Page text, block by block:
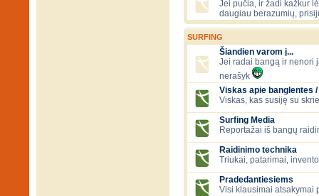
Jei pučia, ir žadi kažkur
daugiau berazumių,
SURFING
Šiandien varom į...
Jei radai bangą ir nenori
nerašyk
Viskas apie banglentes
Viskas, kas susiję su
Surfing Media
Reportažai iš bangų
Raidinimo technika
Triukai, patarimai,
Pradedantiesiems
Visi klausimai atsakymai